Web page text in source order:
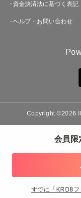
会員限
すでに「 KRD8
資金決済法に基づく表記
ヘルプ・お問い合わせ
Copyright ©2026